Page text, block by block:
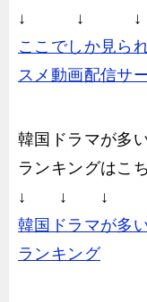
↓ ↓ ↓
ここでしか見ら
スメ動画配信サ
韓国ドラマが多
ランキングはこ
↓ ↓ ↓
韓国ドラマが多
ランキング